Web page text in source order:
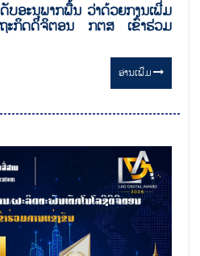
ບອະນຸພາກພື້ນ ວ່າດ້ວຍການເພີ່ມ
ຖະກິດດິຈິຕອນ ກຕສ ເຂົ້າຮ່ວມ
ອ່ານ​ເພີ່ມ